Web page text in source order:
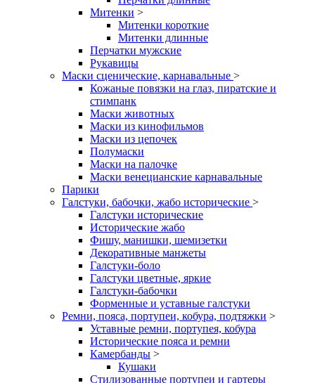
Митенки >
Митенки короткие
Митенки длинные
Перчатки мужские
Рукавицы
Маски сценические, карнавальные >
Кожаные повязки на глаз, пиратские и
стимпанк
Маски животных
Маски из кинофильмов
Маски из цепочек
Полумаски
Маски на палочке
Маски венецианские карнавальные
Парики
Галстуки, бабочки, жабо исторические >
Галстуки исторические
Исторические жабо
Фишу, манишки, шемизетки
Декоративные манжеты
Галстуки-боло
Галстуки цветные, яркие
Галстуки-бабочки
Форменные и уставные галстуки
Ремни, пояса, портупеи, кобура, подтяжки >
Уставные ремни, портупея, кобура
Исторические пояса и ремни
Камербанды >
Кушаки
Стилизованные портупеи и гартеры